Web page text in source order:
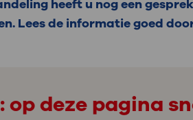
Uw
verder uit, zodat u zelf meer
sneller helpen.
heeft u nog een
Lees de informatie goed
: op deze pagina